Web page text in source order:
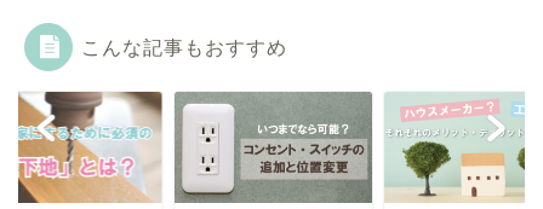
こんな記事もおすすめ